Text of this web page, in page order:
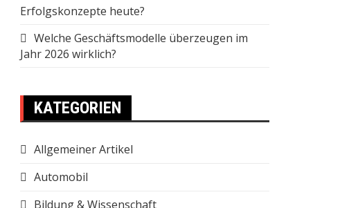
Erfolgskonzepte heute?
Welche Geschäftsmodelle überzeugen im
Jahr 2026 wirklich?
KATEGORIEN
Allgemeiner Artikel
Automobil
Bildung & Wissenschaft